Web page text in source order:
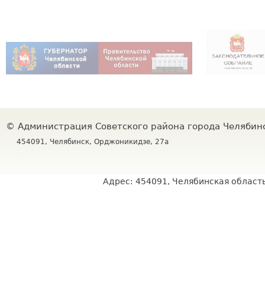
© Администрация Советского района города
454091, Челябинск, Орджоникидзе, 27а
Адрес: 454091, Челябинская